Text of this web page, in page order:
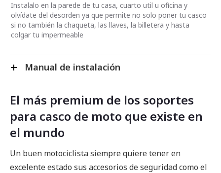
Instalalo en la parede de tu casa, cuarto util u oficina y
olvídate del desorden ya que permite no solo poner tu casco
si no también la chaqueta, las llaves, la billetera y hasta
colgar tu impermeable
Manual de instalación
El más premium de los soportes
para casco de moto que existe en
el mundo
Un buen motociclista siempre quiere tener en
excelente estado sus accesorios de seguridad como el